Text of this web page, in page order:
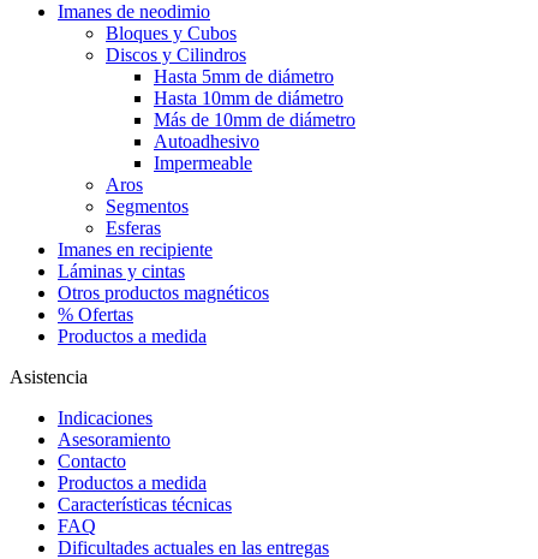
Imanes de neodimio
Bloques y Cubos
Discos y Cilindros
Hasta 5mm de diámetro
Hasta 10mm de diámetro
Más de 10mm de diámetro
Autoadhesivo
Impermeable
Aros
Segmentos
Esferas
Imanes en recipiente
Láminas y cintas
Otros productos magnéticos
% Ofertas
Productos a medida
Asistencia
Indicaciones
Asesoramiento
Contacto
Productos a medida
Características técnicas
FAQ
Dificultades actuales en las entregas